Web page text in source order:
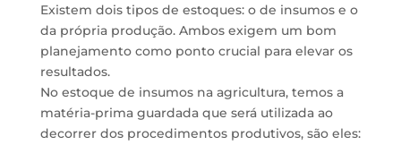
Existem dois tipos de estoques: o de insumos e o
da própria produção. Ambos exigem um bom
planejamento como ponto crucial para elevar os
resultados.
No estoque de insumos na agricultura, temos a
matéria-prima guardada que será utilizada ao
decorrer dos procedimentos produtivos, são eles: